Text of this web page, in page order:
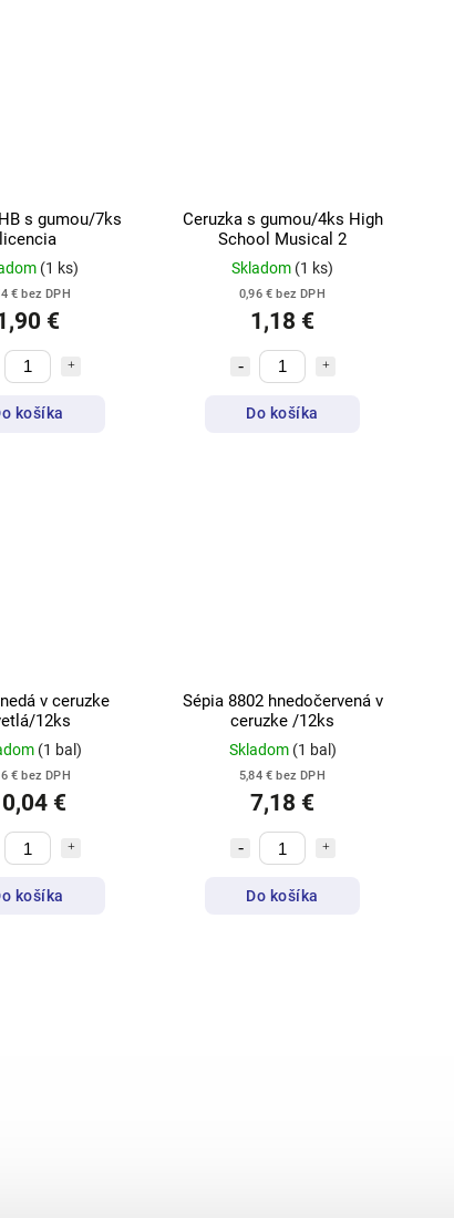
s gumou/7ks
licencia
(1 ks)
€ bez DPH
€
košíka
Ceruzka s gumou/4ks High
School Musical 2
Skladom (1 ks)
0,96 € bez DPH
1,18 €
Do košíka
v ceruzke
12ks
(1 bal)
€ bez DPH
€
košíka
Sépia 8802 hnedočervená v
ceruzke /12ks
Skladom (1 bal)
5,84 € bez DPH
7,18 €
Do košíka